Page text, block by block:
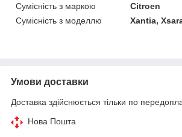
Сумісність з маркою
Citroen
Сумісність з моделлю
Xantia,
Умови доставки
Доставка здійснюється тільки по
Нова Пошта